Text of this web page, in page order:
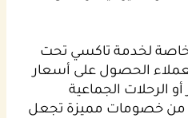
لخدمة تاكسي تحت
الحصول على أسعار
الرحلات الجماعية
من خصومات مميزة تجعل